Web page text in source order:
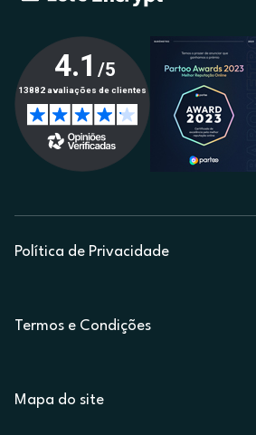
Política de Privacidade
Termos e Condições
Mapa do site